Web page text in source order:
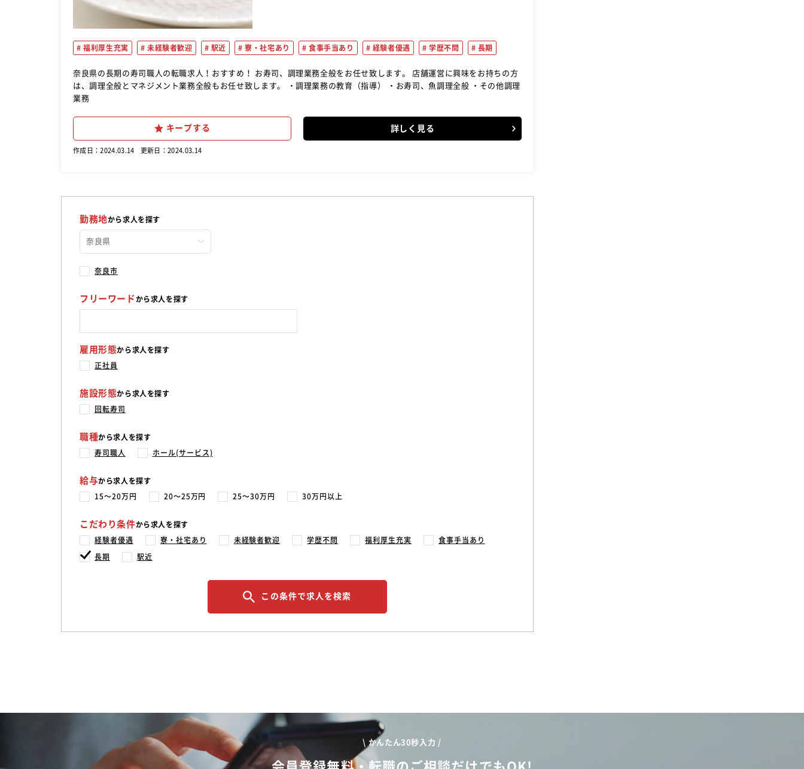
福利厚生充実 未経験者歓迎 駅近 寮・社宅あり 食事手当あり 経験者優遇 学歴不問 長期
奈良県の長期の寿司職人の転職求人！おすすめ！ お寿司、調理業務全般をお任せ致します。 店舗運営に興味をお持ちの方
は、調理全般とマネジメント業務全般もお任せ致します。 ・調理業務の教育（指導） ・お寿司、魚調理全般 ・その他調理
業務
キープする 詳しく見る
作成日：2024.03.14 更新日：2024.03.14
勤務地から求人を探す
奈良市
フリーワードから求人を探す
雇用形態から求人を探す
正社員
施設形態から求人を探す
回転寿司
職種から求人を探す
寿司職人 ホール(サービス)
給与から求人を探す
15〜20万円 20〜25万円 25〜30万円 30万円以上
こだわり条件から求人を探す
経験者優遇 寮・社宅あり 未経験者歓迎 学歴不問 福利厚生充実 食事手当あり
長期 駅近
この条件で求人を検索
\ かんたん30秒入力 /
会員登録無料・転職のご相談だけでもOK!